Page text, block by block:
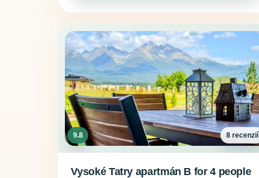
9.8 8 recenzií
Vysoké Tatry apartmán B for 4 people